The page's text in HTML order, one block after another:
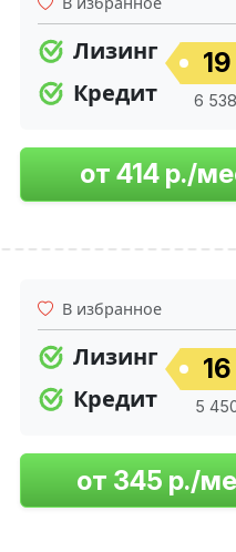
Лизинг
Кредит
6
В избранное
Лизинг
Кредит
5